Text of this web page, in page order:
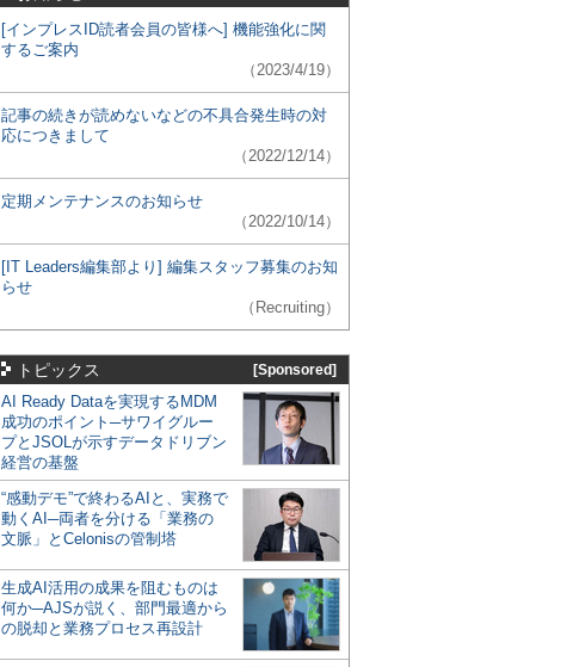
[インプレスID読者会員の皆様へ] 機能強化に関
するご案内
（2023/4/19）
記事の続きが読めないなどの不具合発生時の対
応につきまして
（2022/12/14）
定期メンテナンスのお知らせ
（2022/10/14）
[IT Leaders編集部より] 編集スタッフ募集のお知
らせ
（Recruiting）
トピックス [Sponsored]
AI Ready Dataを実現するMDM
成功のポイント─サワイグルー
プとJSOLが示すデータドリブン
経営の基盤
“感動デモ”で終わるAIと、実務で
動くAI─両者を分ける「業務の
文脈」とCelonisの管制塔
生成AI活用の成果を阻むものは
何か─AJSが説く、部門最適から
の脱却と業務プロセス再設計